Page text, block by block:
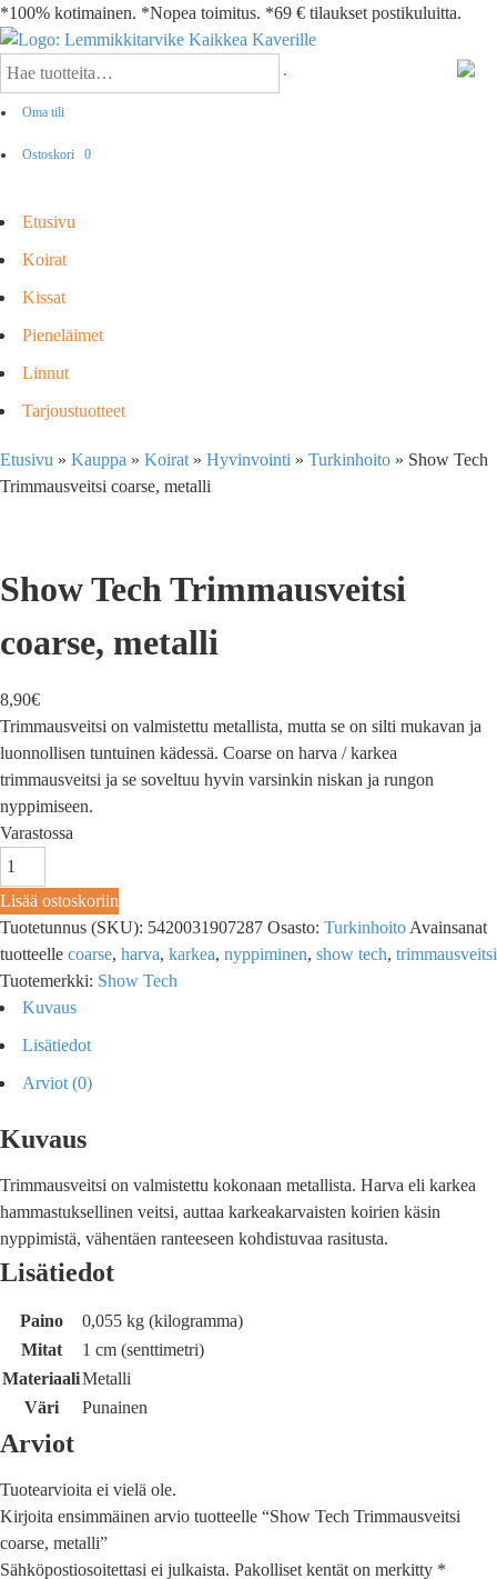
*100% kotimainen. *Nopea toimitus. *69 € tilaukset postikuluitta.
Oma tili
Ostoskori 0
Etusivu
Koirat
Kissat
Pieneläimet
Linnut
Tarjoustuotteet
Etusivu » Kauppa » Koirat » Hyvinvointi » Turkinhoito » Show Tech
Trimmausveitsi coarse, metalli
Show Tech Trimmausveitsi
coarse, metalli
8,90€
Trimmausveitsi on valmistettu metallista, mutta se on silti mukavan ja
luonnollisen tuntuinen kädessä. Coarse on harva / karkea
trimmausveitsi ja se soveltuu hyvin varsinkin niskan ja rungon
nyppimiseen.
Varastossa
Lisää ostoskoriin
Tuotetunnus (SKU): 5420031907287 Osasto: Turkinhoito Avainsanat
tuotteelle coarse, harva, karkea, nyppiminen, show tech, trimmausveitsi
Tuotemerkki: Show Tech
Kuvaus
Lisätiedot
Arviot (0)
Kuvaus
Trimmausveitsi on valmistettu kokonaan metallista. Harva eli karkea
hammastuksellinen veitsi, auttaa karkeakarvaisten koirien käsin
nyppimistä, vähentäen ranteeseen kohdistuvaa rasitusta.
Lisätiedot
Paino
0,055 kg (kilogramma)
Mitat
1 cm (senttimetri)
MateriaaliMetalli
Väri
Punainen
Arviot
Tuotearvioita ei vielä ole.
Kirjoita ensimmäinen arvio tuotteelle “Show Tech Trimmausveitsi
coarse, metalli”
Sähköpostiosoitettasi ei julkaista. Pakolliset kentät on merkitty *